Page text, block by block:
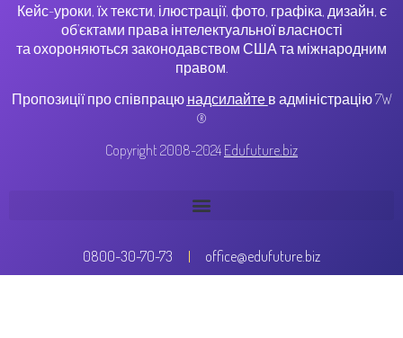
Кейс-уроки, їх тексти, ілюстрації, фото, графіка, дизайн, є
об’єктами права інтелектуальної власності
та охороняються законодавством США та міжнародним
правом.
Пропозиції про співпрацю надсилайте в адміністрацію 7W
®
Copyright 2008-2024 Edufuture.biz
0800-30-70-73 office@edufuture.biz